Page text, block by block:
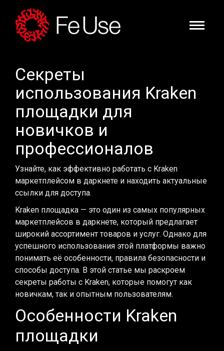
Секреты
использования Kraken
площадки для
новичков и
профессионалов
Узнайте, как эффективно работать с Kraken
маркетплейсом в даркнете и находить актуальные
ссылки для доступа.
Kraken площадка — это один из самых популярных
маркетплейсов в даркнете, который предлагает
широкий ассортимент товаров и услуг. Однако для
успешного использования этой платформы важно
понимать её особенности, правила безопасности и
способы доступа. В этой статье мы раскроем
секреты работы с Kraken, которые помогут как
новичкам, так и опытным пользователям.
Особенности Kraken
площадки